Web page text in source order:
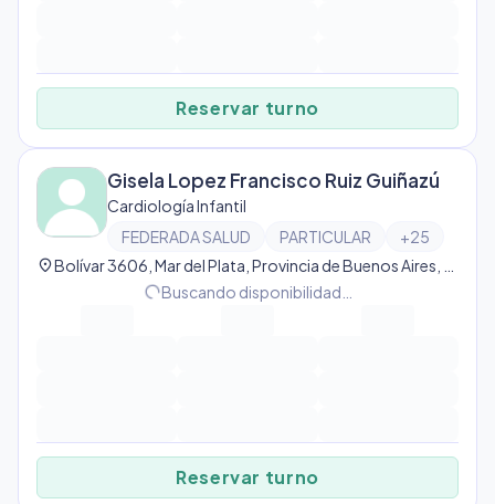
Reservar turno
Gisela Lopez Francisco Ruiz Guiñazú
Cardiología Infantil
FEDERADA SALUD
PARTICULAR +25
location_on
progress_activityBuscando disponibilidad…
Reservar turno